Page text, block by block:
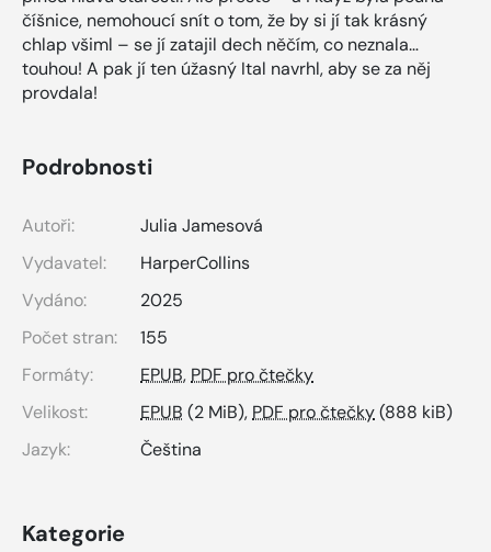
číšnice, nemohoucí snít o tom, že by si jí tak krásný
chlap všiml – se jí zatajil dech něčím, co neznala…
touhou! A pak jí ten úžasný Ital navrhl, aby se za něj
provdala!
Podrobnosti
Autoři:
Julia Jamesová
Vydavatel:
HarperCollins
Vydáno:
2025
Počet stran:
155
Formáty:
EPUB, PDF pro čtečky
Velikost:
EPUB (2 MiB), PDF pro čtečky(888 kiB)
Jazyk:
Čeština
Kategorie